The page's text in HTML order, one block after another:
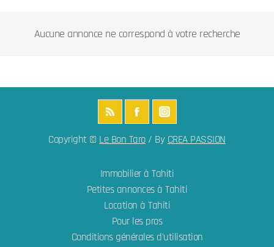
Aucune annonce ne correspond à votre recherche
Copyright ©Le Bon Taro/ ByCREA PASSION
Immobilier à Tahiti
Petites annonces à Tahiti
Location à Tahiti
Pour les pros
Conditions générales d'utilisation